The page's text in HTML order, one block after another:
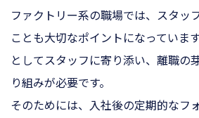
ファクトリー系の職場では、スタッ
ことも大切なポイントになっていま
としてスタッフに寄り添い、離職の
り組みが必要です。
そのためには、入社後の定期的なフ